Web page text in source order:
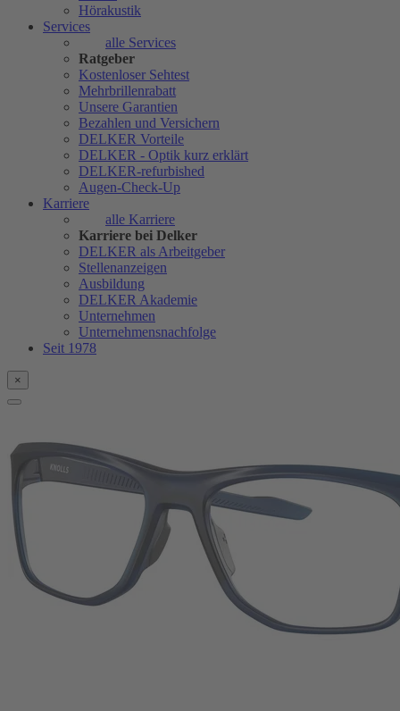
Hörakustik
Services
alle Services
Ratgeber
Kostenloser Sehtest
Mehrbrillenrabatt
Unsere Garantien
Bezahlen und Versichern
DELKER Vorteile
DELKER - Optik kurz erklärt
DELKER-refurbished
Augen-Check-Up
Karriere
alle Karriere
Karriere bei Delker
DELKER als Arbeitgeber
Stellenanzeigen
Ausbildung
DELKER Akademie
Unternehmen
Unternehmensnachfolge
Seit 1978
×